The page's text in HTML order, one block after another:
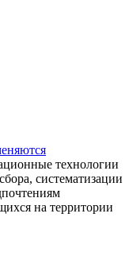
технологии
систематизации
на территории